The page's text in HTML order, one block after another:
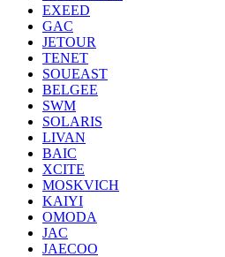
EXEED
GAC
JETOUR
TENET
SOUEAST
BELGEE
SWM
SOLARIS
LIVAN
BAIC
XCITE
MOSKVICH
KAIYI
OMODA
JAC
JAECOO